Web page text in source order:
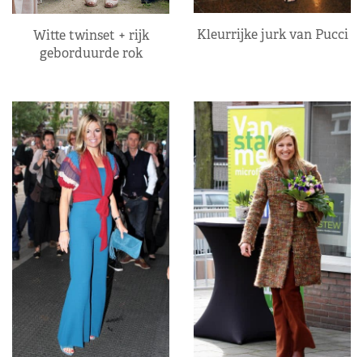
Witte twinset + rijk
geborduurde rok
Kleurrijke jurk van Pucci